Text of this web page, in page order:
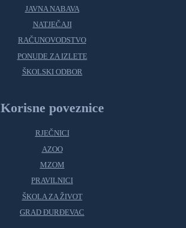
JAVNA NABAVA
NATJEČAJI
RAČUNOVODSTVO
PONUDE ZA IZLETE
ŠKOLSKI ODBOR
Korisne poveznice
RJEČNICI
AZOO
MZOM
PRAVILNICI
ŠKOLA ZA ŽIVOT
GRAD ĐURĐEVAC